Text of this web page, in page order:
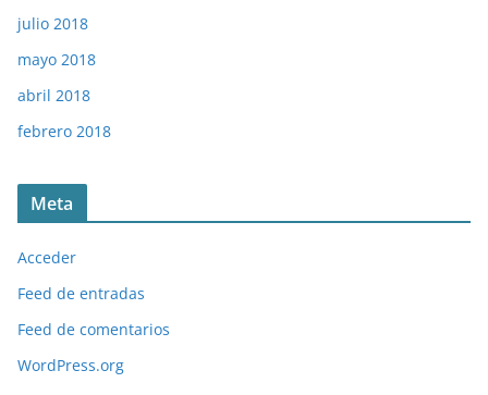
julio 2018
mayo 2018
abril 2018
febrero 2018
Meta
Acceder
Feed de entradas
Feed de comentarios
WordPress.org